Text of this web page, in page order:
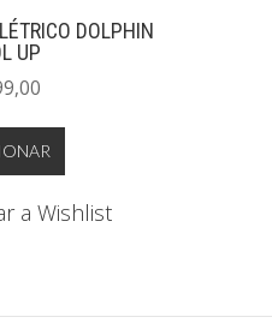
DOLPHIN
UP
a Wishlist